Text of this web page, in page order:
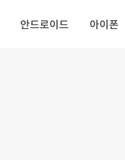
안드로이드 아이폰